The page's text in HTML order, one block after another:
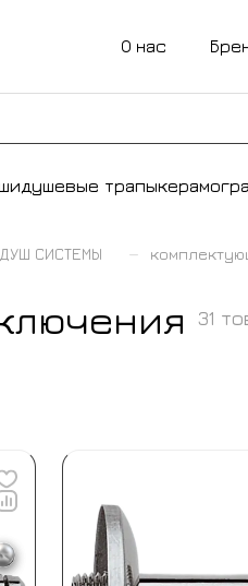
О нас
душевые трапы
СИСТЕМЫ –
31